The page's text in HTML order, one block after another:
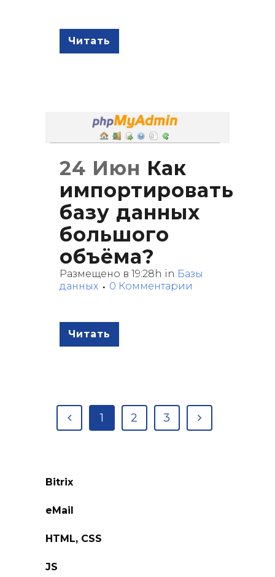
Читать
24 Июн Как
импортировать
базу данных
большого
объёма?
Размещено в 19:28h in Базы
данных
0 Комментарии
Читать
1 2 3
Bitrix
eMail
HTML, CSS
JS